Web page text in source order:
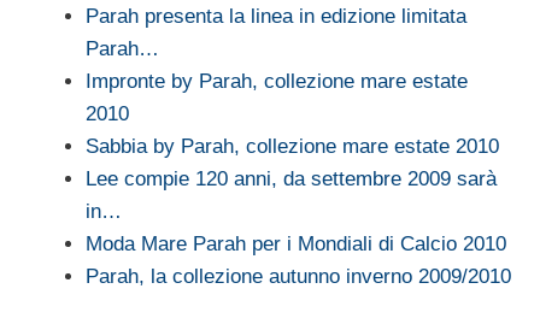
Parah presenta la linea in edizione limitata
Parah…
Impronte by Parah, collezione mare estate
2010
Sabbia by Parah, collezione mare estate 2010
Lee compie 120 anni, da settembre 2009 sarà
in…
Moda Mare Parah per i Mondiali di Calcio 2010
Parah, la collezione autunno inverno 2009/2010